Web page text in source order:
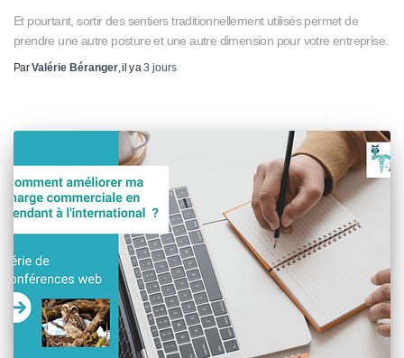
Et pourtant, sortir des sentiers traditionnellement utilisés permet de
prendre une autre posture et une autre dimension pour votre entreprise.
ParValérie Béranger, il y a3 jours